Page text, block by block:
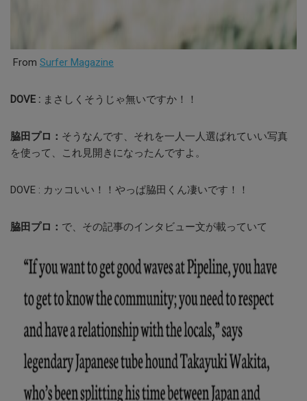
From Surfer Magazine
DOVE : まさしくそうじゃ無いですか！！
脇田プロ： そうなんです、それを一人一人選ばれていい写真
を使って、これ見開きになったんですよ。
DOVE : カッコいい！！やっぱ脇田くん凄いです！！
脇田プロ： で、その記事のインタビュー文が載っていて